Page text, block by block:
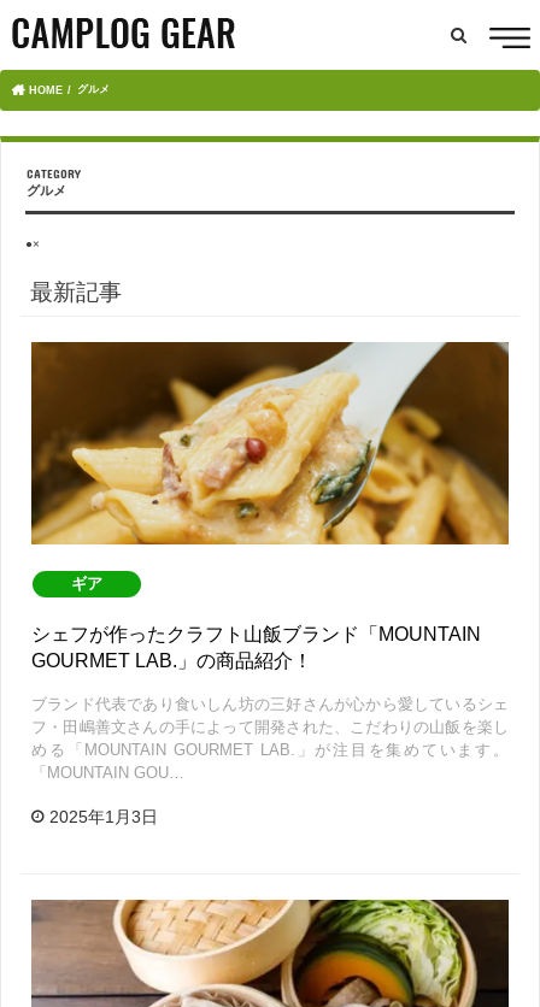
HOME グルメ
グルメ
●×
最新記事
ギア
シェフが作ったクラフト山飯ブランド「MOUNTAIN
GOURMET LAB.」の商品紹介！
ブランド代表であり食いしん坊の三好さんが心から愛しているシェ
フ・田嶋善文さんの手によって開発された、こだわりの山飯を楽し
める「MOUNTAIN GOURMET LAB.」が注目を集めています。
「MOUNTAIN GOU…
2025年1月3日